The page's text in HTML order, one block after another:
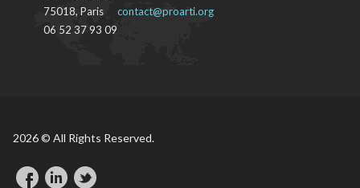
75018, Paris
06 52 37 93 09
contact@proarti.org
2026 © All Rights Reserved.